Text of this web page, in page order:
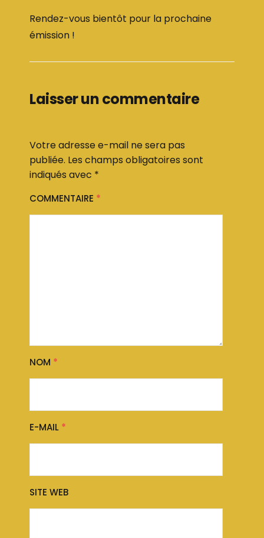
Rendez-vous bientôt pour la prochaine
émission !
Laisser un commentaire
Votre adresse e-mail ne sera pas
publiée. Les champs obligatoires sont
indiqués avec *
COMMENTAIRE *
NOM *
E-MAIL *
SITE WEB